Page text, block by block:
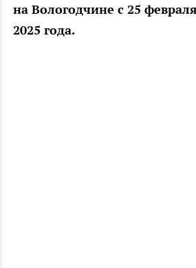
на Вологодчине с 25
2025 года.